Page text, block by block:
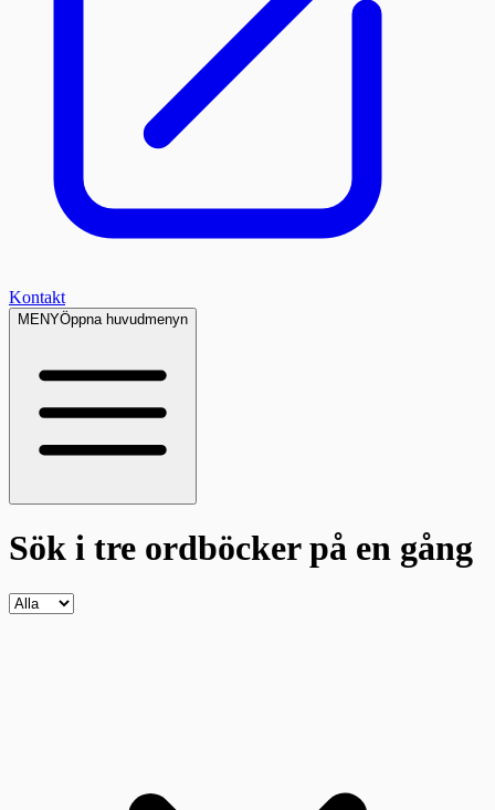
Kontakt
MENYÖppna huvudmenyn
Sök i tre ordböckerpå en gång